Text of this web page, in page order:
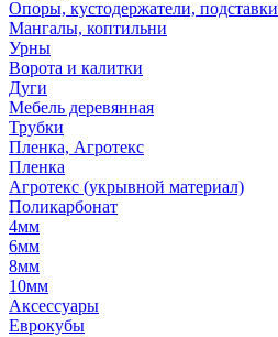
Опоры, кустодержатели, подставки
Мангалы, коптильни
Урны
Ворота и калитки
Дуги
Мебель деревянная
Трубки
Пленка, Агротекс
Пленка
Агротекс (укрывной материал)
Поликарбонат
4мм
6мм
8мм
10мм
Аксессуары
Еврокубы